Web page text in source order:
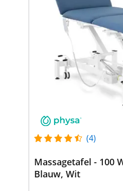
(4)
Massagetafel - 100
Blauw, Wit